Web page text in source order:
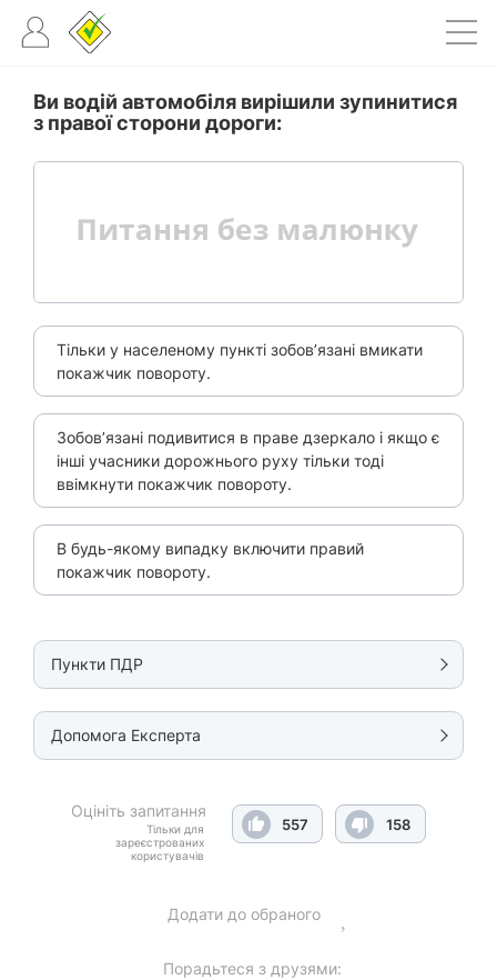
Ви водій автомобіля вирішили зупинитися
з правої сторони дороги:
Тільки у населеному пункті зобов’язані вмикати
покажчик повороту.
Зобов’язані подивитися в праве дзеркало і якщо є
інші учасники дорожнього руху тільки тоді
ввімкнути покажчик повороту.
В будь-якому випадку включити правий
покажчик повороту.
Пункти ПДР
Допомога Експерта
Оцініть запитання
Тільки для
зареєстрованих
користувачів
557 158
Додати до обраного
Порадьтеся з друзями: